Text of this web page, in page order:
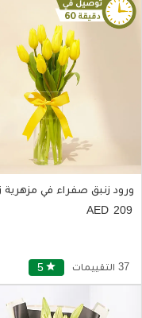
ورود زنبق صفراء في مزهرية
209
5 star 37 التقييمات